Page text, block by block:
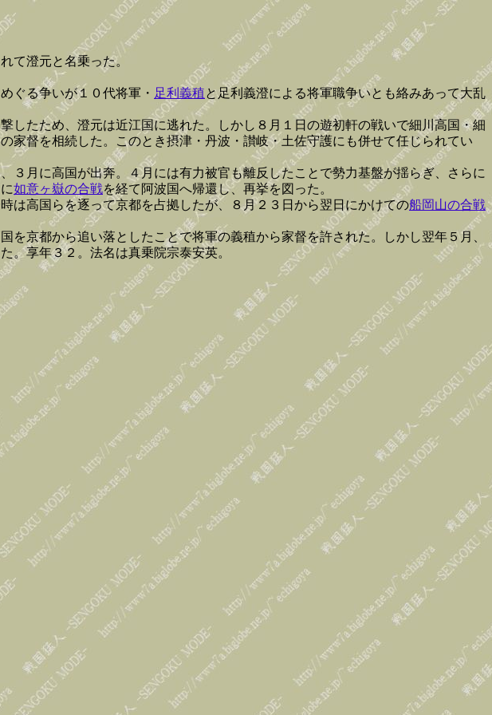
て澄元と名乗った。
ぐる争いが１０代将軍・ 足利義稙と足利義澄による将軍職争いとも絡みあって大乱
したため、澄元は近江国に逃れた。しかし８月１日の遊初軒の戦いで細川高国・細
督を相続した。このとき摂津・丹波・讃岐・土佐守護にも併せて任じられてい
月に高国が出奔。４月には有力被官も離反したことで勢力基盤が揺らぎ、さらに
如意ヶ嶽の合戦を経て阿波国へ帰還し、再挙を図った。
は高国らを逐って京都を占拠したが、８月２３日から翌日にかけての船岡山の合戦
を京都から追い落としたことで将軍の義稙から家督を許された。しかし翌年５月、
。享年３２。法名は真乗院宗泰安英。